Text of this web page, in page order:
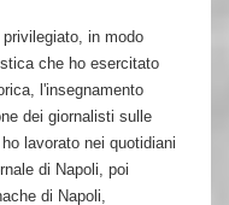
in modo
che ho esercitato
l'insegnamento
dei giornalisti sulle
lavorato nei quotidiani
di Napoli, poi
di Napoli,